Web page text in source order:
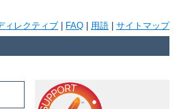
ィレクティブ FAQ 用語 サイトマップ